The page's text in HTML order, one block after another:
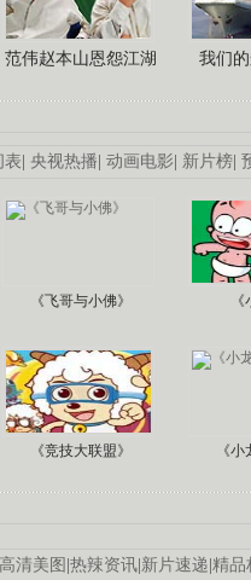
范伟赵本山恩怨江湖 我们
表 央视热播 动画电影 新片榜
《飞哥与小佛》
《竞技大联盟》 《
高清美图 热辣资讯 新片速递 精品